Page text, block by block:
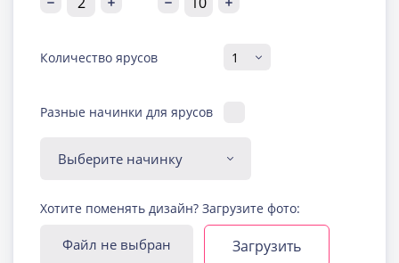
Количество ярусов
Разные начинки для ярусов
Диабетическая-
безглютеновая начинка
Узнать подробнее о начинке
Йогуртовая с ягодами
Хотите поменять дизайн? Загрузите фото:
Файл не выбран Загрузить